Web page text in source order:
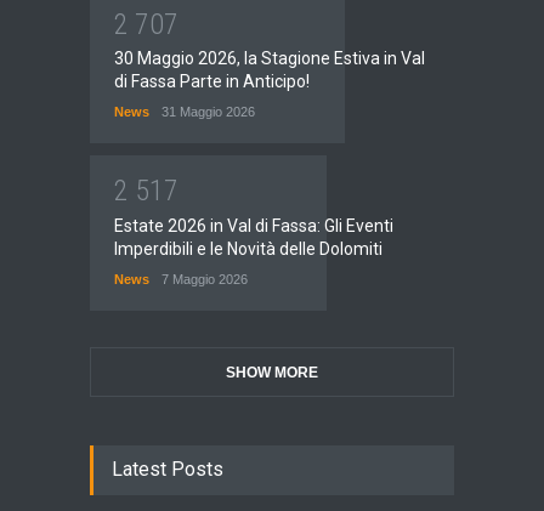
2 707
30 Maggio 2026, la Stagione Estiva in Val
di Fassa Parte in Anticipo!
News 31 Maggio 2026
2 51 7
Estate 2026 in Val di Fassa: Gli Eventi
Imperdibili e le Novità delle Dolomiti
News 7 Maggio 2026
SHOW MORE
Latest Posts